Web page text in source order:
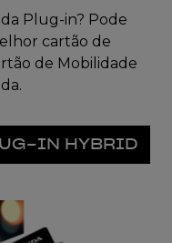
Plug-in? Pode
cartão de
de Mobilidade
IN HYBRID